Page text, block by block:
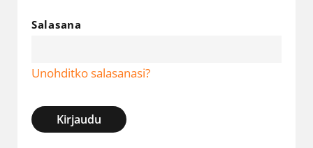
Salasana
Unohditko salasanasi?
Kirjaudu